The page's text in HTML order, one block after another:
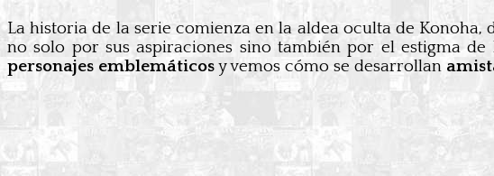
La historia de la serie comienza en la aldea oculta de
no solo por sus aspiraciones sino también por el estigma
personajes emblemáticosy vemos cómo se desarrollan